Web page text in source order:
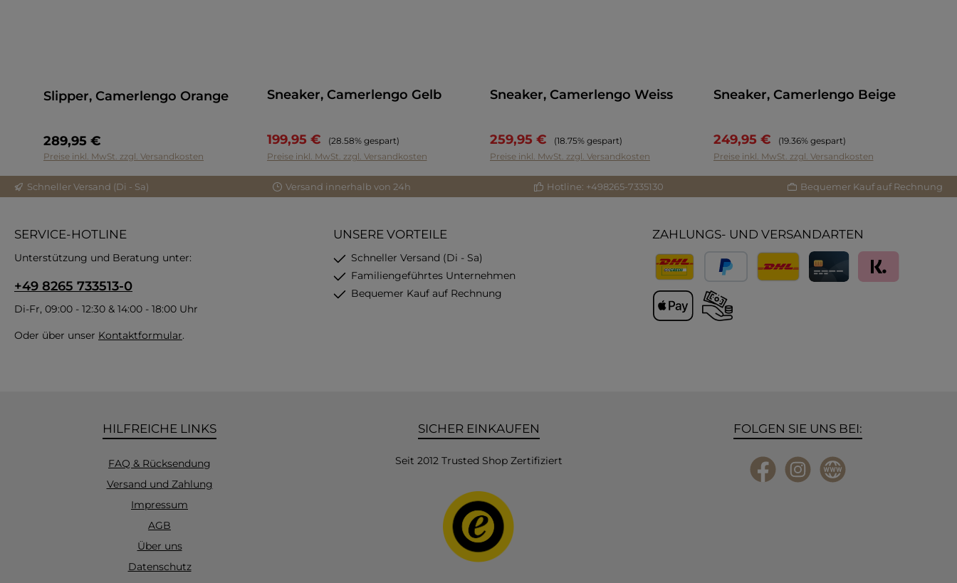
Slipper, Camerlengo Orange
289,95 €
Preise inkl. MwSt. zzgl. Versandkosten
Sneaker, Camerlengo Gelb
199,95 € Regulärer Preis:
(28.58% gespart)
Preise inkl. MwSt. zzgl. Versandkosten
Sneaker, Camerlengo Weiss
259,95 € Regulärer Preis:
(18.75% gespart)
Preise inkl. MwSt. zzgl. Versandkosten
Sneaker, Camerlengo Beige
249,95 € Regulärer Preis:
(19.36% gespart)
Preise inkl. MwSt. zzgl. Versandkosten
Schneller Versand (Di - Sa) Versand innerhalb von 24h Hotline: +498265-7335130 Bequemer Kauf auf Rechnung
SERVICE-HOTLINE
Unterstützung und Beratung unter:
+49 8265 733513-0
Di-Fr, 09:00 - 12:30 & 14:00 - 18:00 Uhr
Oder über unser Kontaktformular.
UNSERE VORTEILE
Schneller Versand (Di - Sa)
Familiengeführtes Unternehmen
Bequemer Kauf auf Rechnung
ZAHLUNGS- UND VERSANDARTEN
PayPal
Versand
HILFREICHE LINKS
FAQ & Rücksendung
Versand und Zahlung
Impressum
AGB
Über uns
Datenschutz
SICHER EINKAUFEN
Seit 2012 Trusted Shop Zertifiziert
FOLGEN SIE UNS BEI:
FacebookInstagramWebsite